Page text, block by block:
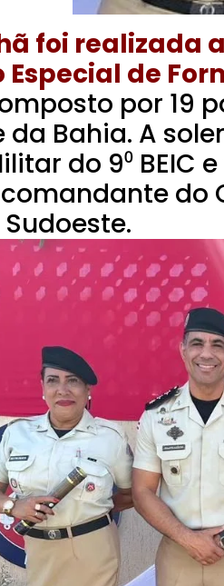
foi realizada
Especial de
por 19
da Bahia. A
do 9⁰ BEIC
do